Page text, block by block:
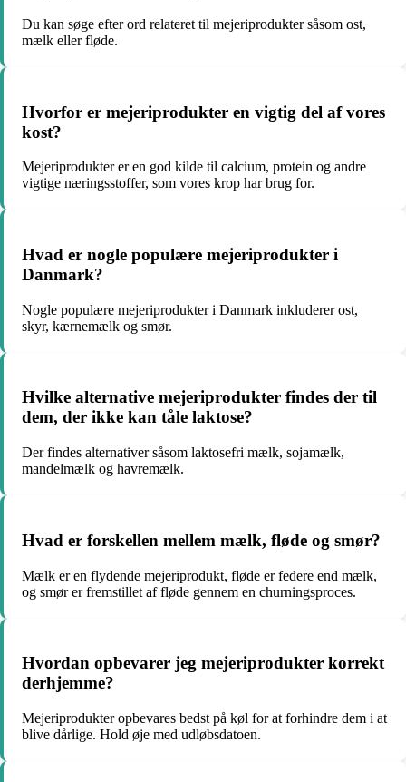
Du kan søge efter ord relateret til mejeriprodukter såsom ost,
mælk eller fløde.
Hvorfor er mejeriprodukter en vigtig del af vores
kost?
Mejeriprodukter er en god kilde til calcium, protein og andre
vigtige næringsstoffer, som vores krop har brug for.
Hvad er nogle populære mejeriprodukter i
Danmark?
Nogle populære mejeriprodukter i Danmark inkluderer ost,
skyr, kærnemælk og smør.
Hvilke alternative mejeriprodukter findes der til
dem, der ikke kan tåle laktose?
Der findes alternativer såsom laktosefri mælk, sojamælk,
mandelmælk og havremælk.
Hvad er forskellen mellem mælk, fløde og smør?
Mælk er en flydende mejeriprodukt, fløde er federe end mælk,
og smør er fremstillet af fløde gennem en churningsproces.
Hvordan opbevarer jeg mejeriprodukter korrekt
derhjemme?
Mejeriprodukter opbevares bedst på køl for at forhindre dem i at
blive dårlige. Hold øje med udløbsdatoen.